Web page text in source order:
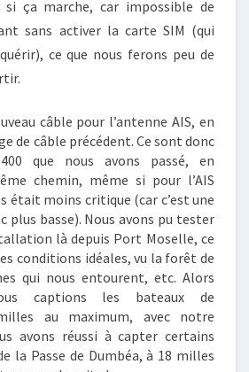
si ça marche, car impossible de
sans activer la carte SIM (qui
ce que nous ferons peu de
câble pour l’antenne AIS, en
de câble précédent. Ce sont donc
que nous avons passé, en
chemin, même si pour l’AIS
était moins critique (car c’est une
plus basse). Nous avons pu tester
là depuis Port Moselle, ce
conditions idéales, vu la forêt de
qui nous entourent, etc. Alors
captions les bateaux de
au maximum, avec notre
avons réussi à capter certains
la Passe de Dumbéa, à 18 milles